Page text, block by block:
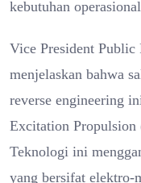
kebutuhan
Vice President
menjelaskan bahwa
reverse engineering
Excitation Propulsion
Teknologi ini
yang bersifat elektro-